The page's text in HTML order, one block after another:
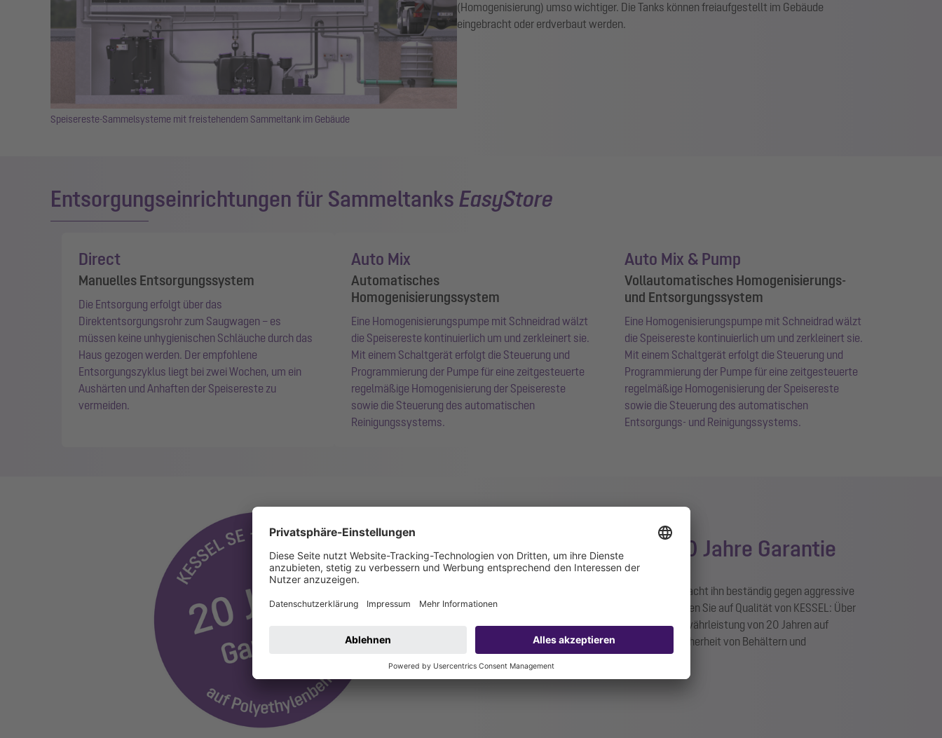
Speisereste-Sammelsysteme mit freistehendem Sammeltank im Gebäude
(Homogenisierung) umso wichtiger. Die Tanks können freiaufgestellt im Gebäude
eingebracht oder erdverbaut werden.
Entsorgungseinrichtungen für Sammeltanks EasyStore
Direct
Manuelles Entsorgungssystem
Die Entsorgung erfolgt über das
Direktentsorgungsrohr zum Saugwagen – es
müssen keine unhygienischen Schläuche durch das
Haus gezogen werden. Der empfohlene
Entsorgungszyklus liegt bei zwei Wochen, um ein
Aushärten und Anhaften der Speisereste zu
vermeiden.
Auto Mix
Automatisches
Homogenisierungssystem
Eine Homogenisierungspumpe mit Schneidrad wälzt
die Speisereste kontinuierlich um und zerkleinert sie.
Mit einem Schaltgerät erfolgt die Steuerung und
Programmierung der Pumpe für eine zeitgesteuerte
regelmäßige Homogenisierung der Speisereste
sowie die Steuerung des automatischen
Reinigungssystems.
Auto Mix & Pump
Vollautomatisches Homogenisierungs-
und Entsorgungssystem
Eine Homogenisierungspumpe mit Schneidrad wälzt
die Speisereste kontinuierlich um und zerkleinert sie.
Mit einem Schaltgerät erfolgt die Steuerung und
Programmierung der Pumpe für eine zeitgesteuerte
regelmäßige Homogenisierung der Speisereste
sowie die Steuerung des automatischen
Entsorgungs- und Reinigungssystems.
100 % korrosionsfrei – 20 Jahre Garantie
Unsere Behälter bestehen aus Polyethylen. Das macht ihn beständig gegen aggressive
Fettsäuren und damit besonders langlebig. Vertrauen Sie auf Qualität von KESSEL: Über
die gesetzliche Regelung hinaus geben wir eine Gewährleistung von 20 Jahren auf
Dichtheit, Gebrauchstauglichkeit und statische Sicherheit von Behältern und
Aufsatzstücken.